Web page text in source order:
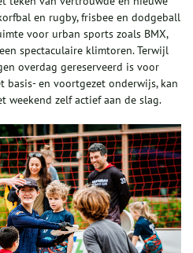
en rugby, frisbee en dodgeball
voor urban sports zoals BMX,
spectaculaire klimtoren. Terwijl
overdag gereserveerd is voor
basis- en voortgezet onderwijs, kan
weekend zelf actief aan de slag.